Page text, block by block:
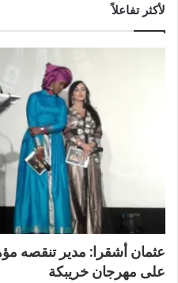
لأكثر تفاعلاً
عثمان أشقرا: مدير تنقصه
على مهرجان خريبكة